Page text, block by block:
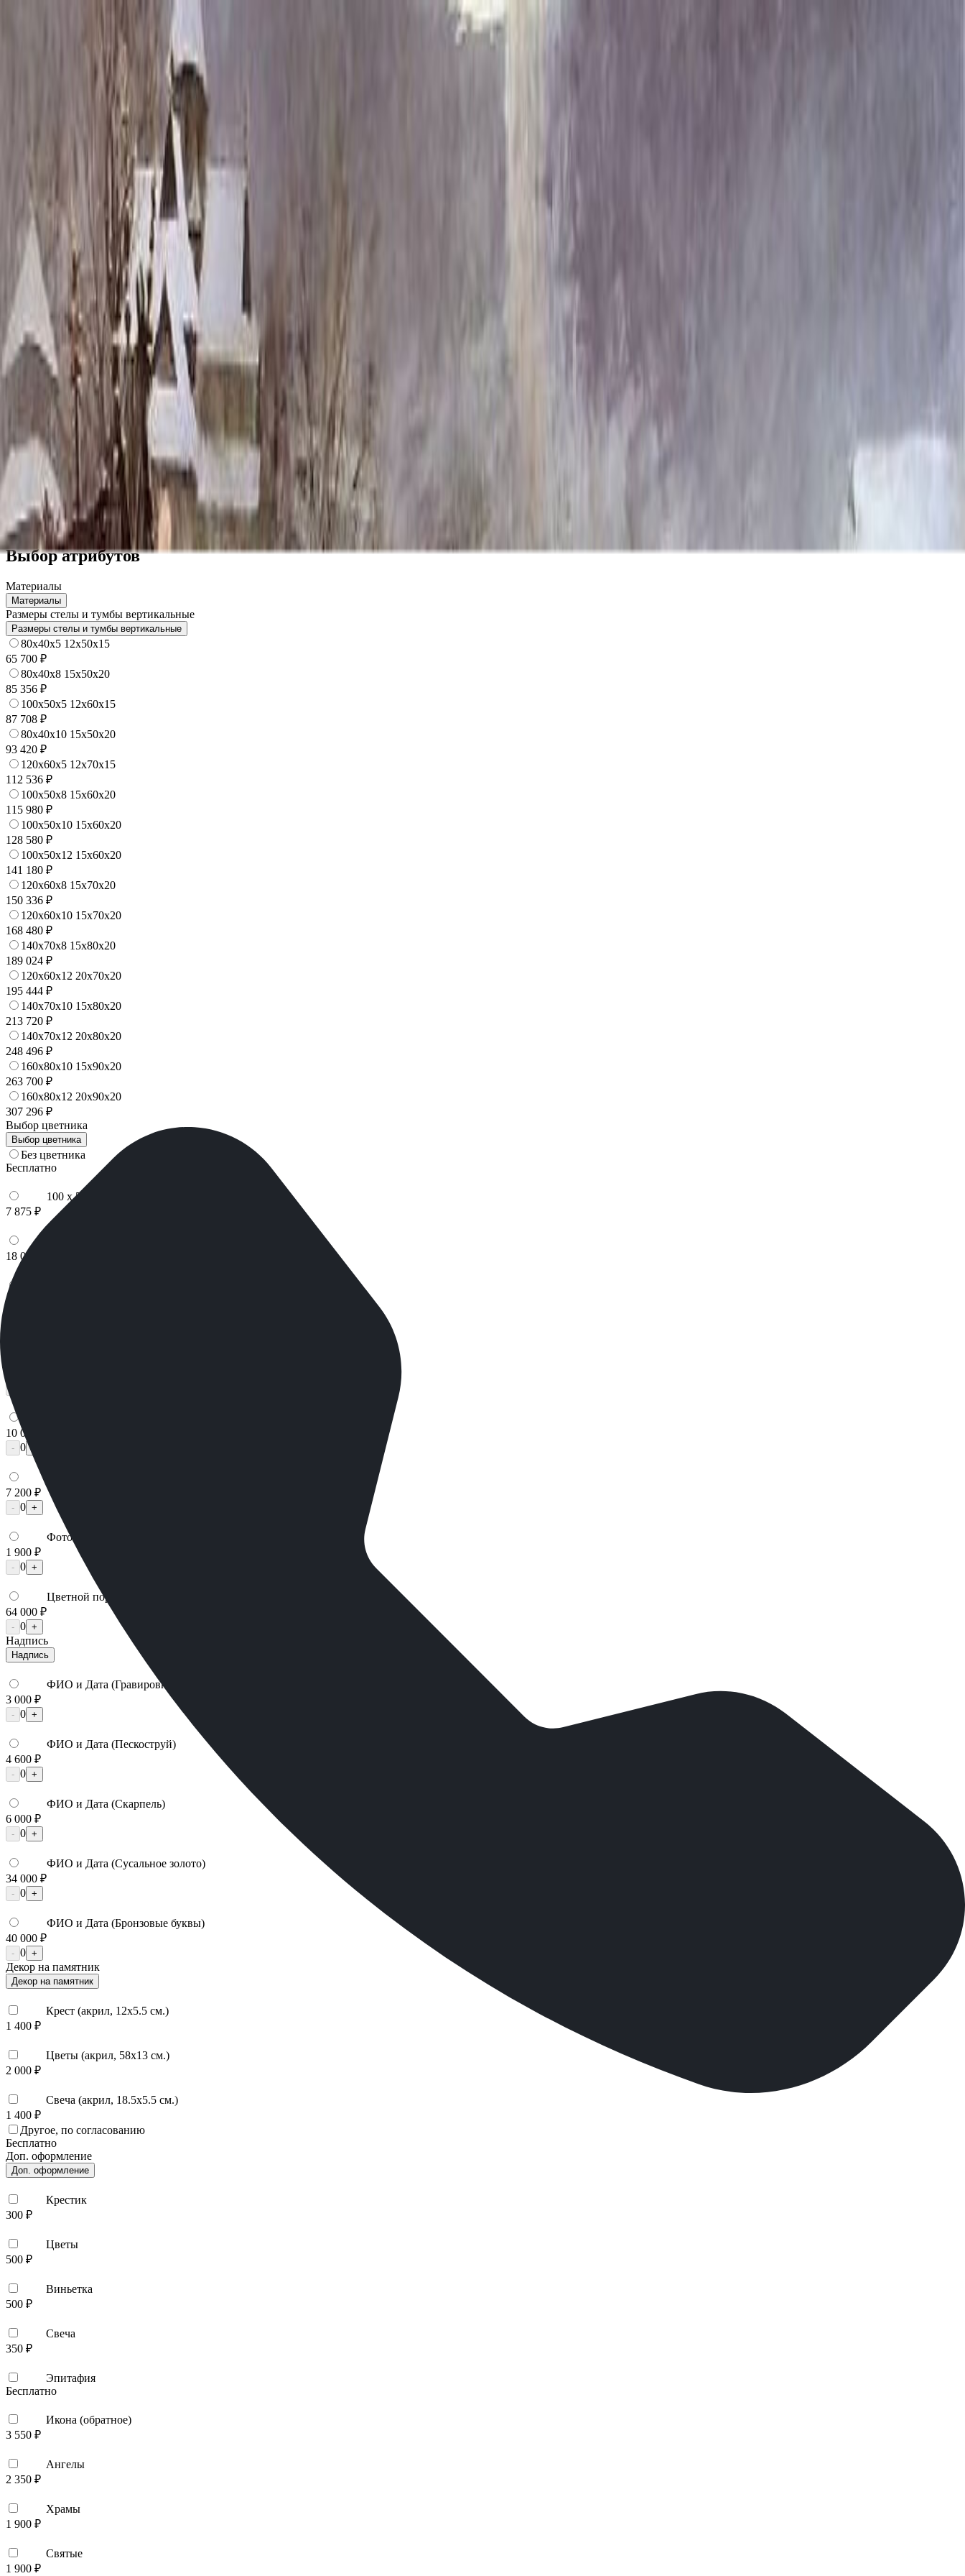
Блог Гарантия
Услуги
Контакты
Скидка 5.00% на Надгробные плиты
Скидка 5.00% на Надгробные плиты
Памятник ММ/D-1702
Памятники По цене Бюджетные памятники / Памятник ММ/D-1702
68 850
Быстрый заказ
Памятник ММ/D-1702
68 850 ₽
Выбор атрибутов
Материалы
Материалы
Размеры стелы и тумбы вертикальные
Размеры стелы и тумбы вертикальные
80x40x5 12x50x15
65 700 ₽
80x40x8 15x50x20
85 356 ₽
100x50x5 12x60x15
87 708 ₽
80x40x10 15x50x20
93 420 ₽
120x60x5 12x70x15
112 536 ₽
100x50x8 15x60x20
115 980 ₽
100x50x10 15x60x20
128 580 ₽
100x50x12 15x60x20
141 180 ₽
120x60x8 15x70x20
150 336 ₽
120x60x10 15x70x20
168 480 ₽
140x70x8 15x80x20
189 024 ₽
120x60x12 20x70x20
195 444 ₽
140x70x10 15x80x20
213 720 ₽
140x70x12 20x80x20
248 496 ₽
160x80x10 15x90x20
263 700 ₽
160x80x12 20x90x20
307 296 ₽
Выбор цветника
Выбор цветника
Без цветника
Бесплатно
100 x 50 x 5
7 875 ₽
18 000 ₽
23 000 ₽
10 000 ₽
- 0
7 200 ₽
- 0 +
Фотокерамика
1 900 ₽
- 0 +
Цветной портрет
64 000 ₽
- 0 +
Надпись
Надпись
ФИО и Дата (Гравировка)
3 000 ₽
- 0 +
ФИО и Дата (Пескоструй)
4 600 ₽
- 0 +
ФИО и Дата (Скарпель)
6 000 ₽
- 0 +
ФИО и Дата (Сусальное золото)
34 000 ₽
- 0 +
ФИО и Дата (Бронзовые буквы)
40 000 ₽
- 0 +
Декор на памятник
Декор на памятник
Крест (акрил, 12х5.5 см.)
1 400 ₽
Цветы (акрил, 58х13 см.)
2 000 ₽
Свеча (акрил, 18.5х5.5 см.)
1 400 ₽
Другое, по согласованию
Бесплатно
Доп. оформление
Доп. оформление
Крестик
300 ₽
Цветы
500 ₽
Виньетка
500 ₽
Свеча
350 ₽
Эпитафия
Бесплатно
Икона (обратное)
3 550 ₽
Ангелы
2 350 ₽
Храмы
1 900 ₽
Святые
1 900 ₽